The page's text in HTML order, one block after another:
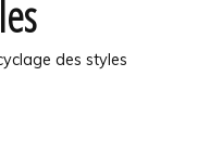
des styles